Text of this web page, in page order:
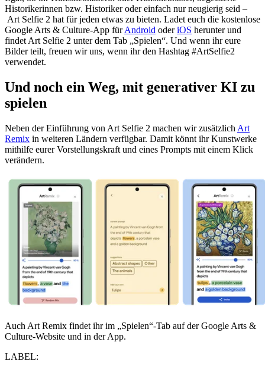
Historikerinnen bzw. Historiker oder einfach nur neugierig seid –
Art Selfie 2 hat für jeden etwas zu bieten. Ladet euch die kostenlose
Google Arts & Culture-App fürAndroid oderiOS herunter und
findet Art Selfie 2 unter dem Tab „Spielen“. Und wenn ihr eure
Bilder teilt, freuen wir uns, wenn ihr den Hashtag #ArtSelfie2
verwendet.
Und noch ein Weg, mit generativer KI zu
spielen
Neben der Einführung von Art Selfie 2 machen wir zusätzlich Art
Remix in weiteren Ländern verfügbar. Damit könnt ihr Kunstwerke
mithilfe eurer Vorstellungskraft und eines Prompts mit einem Klick
verändern.
Auch Art Remix findet ihr im „Spielen“-Tab auf der Google Arts &
Culture-Website und in der App.
LABEL: